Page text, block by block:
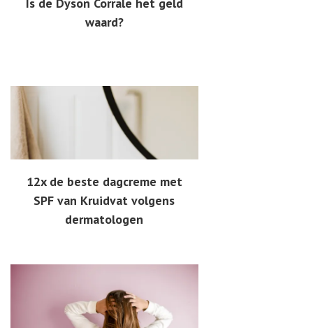
waard?
12x de beste dagcreme met
SPF van Kruidvat volgens
dermatologen